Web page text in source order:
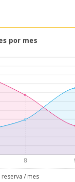
por mes
/ mes